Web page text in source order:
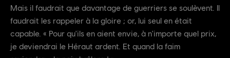
Mais il faudrait que davantage de guerriers se soulèvent. Il
faudrait les rappeler à la gloire ; or, lui seul en était
capable. « Pour qu'ils en aient envie, à n'importe quel prix,
je deviendrai le Héraut ardent. Et quand la faim